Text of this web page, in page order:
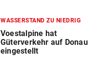
WASSERSTAND ZU NIEDRIG
Voestalpine hat
Güterverkehr auf Donau
eingestellt